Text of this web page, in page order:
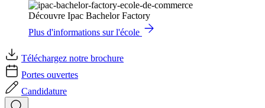
Découvre Ipac Bachelor Factory
Plus d'informations sur l'école
Téléchargez notre brochure
Portes ouvertes
Candidature